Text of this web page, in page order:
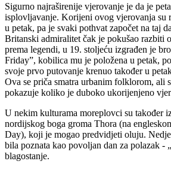
Sigurno najraširenije vjerovanje je da je
isplovljavanje. Korijeni ovog vjerovanja su
u petak, pa je svaki pothvat započet na taj
Britanski admiralitet čak je pokušao razbiti
prema legendi, u 19. stoljeću izgrađen je
Friday”, kobilica mu je položena u petak,
svoje prvo putovanje krenuo također u
Ova se priča smatra urbanim folklorom, ali
pokazuje koliko je duboko ukorijenjeno
U nekim kulturama moreplovci su također
nordijskog boga groma Thora (na
Day), koji je mogao predvidjeti oluju.
bila poznata kao povoljan dan za polazak -
blagostanje.